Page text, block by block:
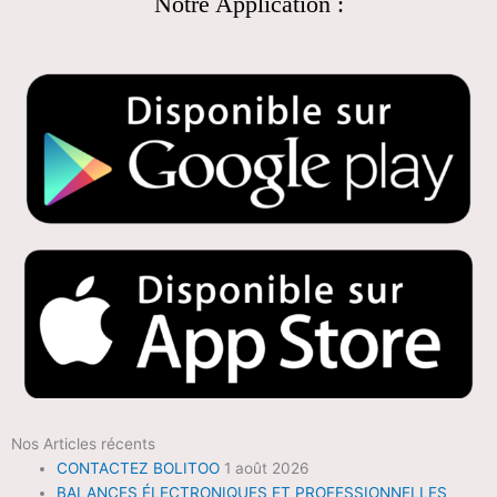
Nos Articles récents
CONTACTEZ BOLITOO 1 août 2026
BALANCES ÉLECTRONIQUES ET PROFESSIONNELLES